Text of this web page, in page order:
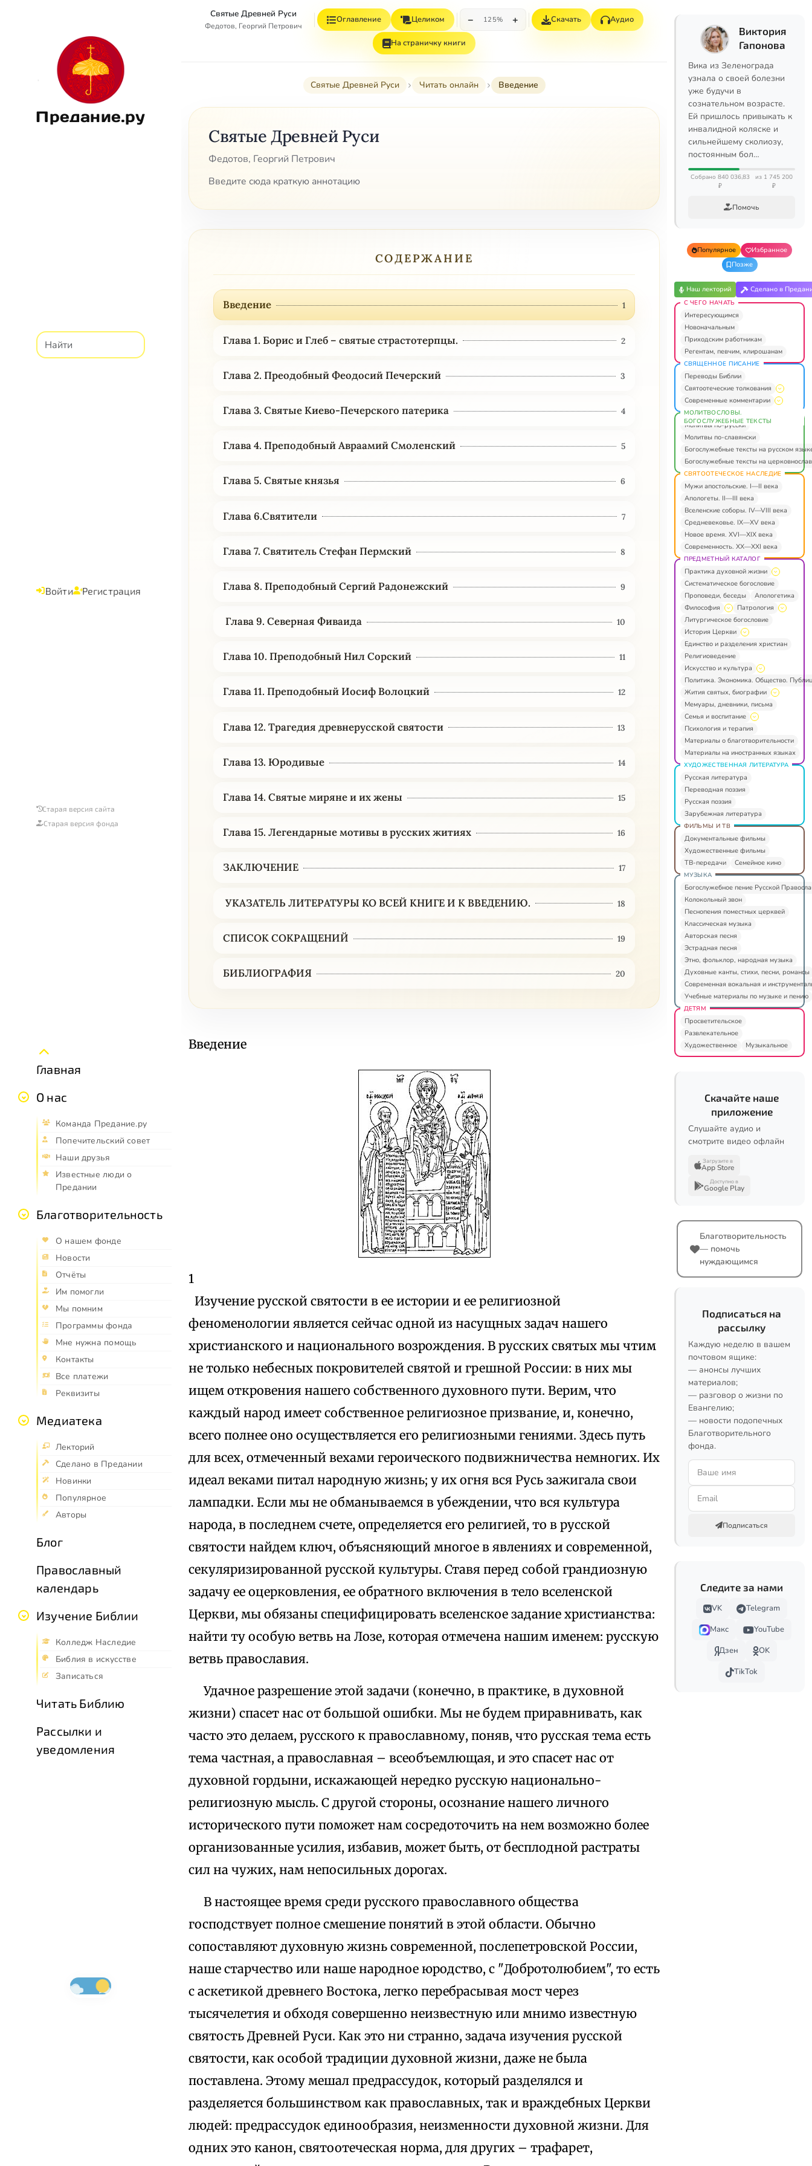
Предание.ру
Войти Регистрация
Старая версия сайта
Старая версия фонда
Главная
О нас
Команда Предание.ру
Попечительский совет
Наши друзья
Известные люди о
Предании
Благотворительность
О нашем фонде
Новости
Отчёты
Им помогли
Мы помним
Программы фонда
Мне нужна помощь
Контакты
Все платежи
Реквизиты
Медиатека
Лекторий
Сделано в Предании
Новинки
Популярное
Авторы
Блог
Православный
календарь
Изучение Библии
Колледж Наследие
Библия в искусстве
Записаться
Читать Библию
Рассылки и
уведомления
Святые Древней Руси
Федотов, Георгий Петрович
Оглавление Целиком − 125% + Скачать Аудио
На страничку книги
Святые Древней Руси Читать онлайн Введение
Святые Древней Руси
Федотов, Георгий Петрович
Введите сюда краткую аннотацию
СОДЕРЖАНИЕ
Введение 1
Глава 1. Борис и Глеб – святые страстотерпцы. 2
Глава 2. Преодобный Феодосий Печерский 3
Глава 3. Святые Киево-Печерского патерика 4
Глава 4. Преподобный Авраамий Смоленский 5
Глава 5. Святые князья 6
Глава 6.Святители 7
Глава 7. Святитель Стефан Пермский 8
Глава 8. Преподобный Сергий Радонежский 9
Глава 9. Северная Фиваида 10
Глава 10. Преподобный Нил Сорский 11
Глава 11. Преподобный Иосиф Волоцкий 12
Глава 12. Трагедия древнерусской святости 13
Глава 13. Юродивые 14
Глава 14. Святые миряне и их жены 15
Глава 15. Легендарные мотивы в русских житиях 16
ЗАКЛЮЧЕНИЕ 17
УКАЗАТЕЛЬ ЛИТЕРАТУРЫ КО ВСЕЙ КНИГЕ И К ВВЕДЕНИЮ. 18
СПИСОК СОКРАЩЕНИЙ 19
БИБЛИОГРАФИЯ 20
Введение
1
Изучение русской святости в ее истории и ее религиозной
феноменологии является сейчас одной из насущных задач нашего
христианского и национального возрождения. В русских святых мы чтим
не только небесных покровителей святой и грешной России: в них мы
ищем откровения нашего собственного духовного пути. Верим, что
каждый народ имеет собственное религиозное призвание, и, конечно,
всего полнее оно осуществляется его религиозными гениями. Здесь путь
для всех, отмеченный вехами героического подвижничества немногих. Их
идеал веками питал народную жизнь; у их огня вся Русь зажигала свои
лампадки. Если мы не обманываемся в убеждении, что вся культура
народа, в последнем счете, определяется его религией, то в русской
святости найдем ключ, объясняющий многое в явлениях и современной,
секуляризированной русской культуры. Ставя перед собой грандиозную
задачу ее оцерковления, ее обратного включения в тело вселенской
Церкви, мы обязаны специфицировать вселенское задание христианства:
найти ту особую ветвь на Лозе, которая отмечена нашим именем: русскую
ветвь православия.
Удачное разрешение этой задачи (конечно, в практике, в духовной
жизни) спасет нас от большой ошибки. Мы не будем приравнивать, как
часто это делаем, русского к православному, поняв, что русская тема есть
тема частная, а православная – всеобъемлющая, и это спасет нас от
духовной гордыни, искажающей нередко русскую национально-
религиозную мысль. С другой стороны, осознание нашего личного
исторического пути поможет нам сосредоточить на нем возможно более
организованные усилия, избавив, может быть, от бесплодной растраты
сил на чужих, нам непосильных дорогах.
В настоящее время среди русского православного общества
господствует полное смешение понятий в этой области. Обычно
сопоставляют духовную жизнь современной, послепетровской России,
наше старчество или наше народное юродство, с "Добротолюбием", то есть
с аскетикой древнего Востока, легко перебрасывая мост через
тысячелетия и обходя совершенно неизвестную или мнимо известную
святость Древней Руси. Как это ни странно, задача изучения русской
святости, как особой традиции духовной жизни, даже не была
поставлена. Этому мешал предрассудок, который разделялся и
разделяется большинством как православных, так и враждебных Церкви
людей: предрассудок единообразия, неизменности духовной жизни. Для
одних это канон, святоотеческая норма, для других – трафарет,
Виктория
Гапонова
Вика из Зеленограда
узнала о своей болезни
уже будучи в
сознательном возрасте.
Ей пришлось привыкать к
инвалидной коляске и
сильнейшему сколиозу,
постоянным бол…
Собрано 840 036,83
₽
из 1 745 200
₽
Помочь
Популярное
Избранное
Позже
Наш лекторий Сделано в
С ЧЕГО НАЧАТЬ
Интересующимся
Новоначальным
Приходским работникам
Регентам, певчим, клирошанам
СВЯЩЕННОЕ ПИСАНИЕ
Переводы Библии
Святоотеческие толкования
Современные комментарии
МОЛИТВОСЛОВЫ.
БОГОСЛУЖЕБНЫЕ ТЕКСТЫ
Молитвы по-русски
Молитвы по-славянски
Богослужебные тексты на русском
Богослужебные тексты на
СВЯТООТЕЧЕСКОЕ НАСЛЕДИЕ
Мужи апостольские. I—II века
Апологеты. II—III века
Вселенские соборы. IV—VIII века
Средневековье. IX—XV века
Новое время. XVI—XIX века
Современность. XX—XXI века
ПРЕДМЕТНЫЙ КАТАЛОГ
Практика духовной жизни
Систематическое богословие
Проповеди, беседы
Апологетика
Философия
Патрология
Литургическое богословие
История Церкви
Единство и разделения христиан
Религиоведение
Искусство и культура
Политика. Экономика. Общество.
Жития святых, биографии
Мемуары, дневники, письма
Семья и воспитание
Психология и терапия
Материалы о благотворительности
Материалы на иностранных языках
ХУДОЖЕСТВЕННАЯ ЛИТЕРАТУРА
Русская литература
Переводная поэзия
Русская поэзия
Зарубежная литература
ФИЛЬМЫ И ТВ
Документальные фильмы
Художественные фильмы
ТВ-передачи
Семейное кино
МУЗЫКА
Богослужебное пение Русской
Колокольный звон
Песнопения поместных церквей
Классическая музыка
Авторская песня
Эстрадная песня
Этно, фольклор, народная музыка
Духовные канты, стихи, песни, романсы
Современная вокальная и
Учебные материалы по музыке и пению
ДЕТЯМ
Просветительское
Развлекательное
Художественное
Музыкальное
Скачайте наше
приложение
Слушайте аудио и
смотрите видео офлайн
Загрузите в
App Store
Доступно в
Google Play
Благотворительность
— помочь
нуждающимся
Подписаться на
рассылку
Каждую неделю в вашем
почтовом ящике:
— анонсы лучших
материалов;
— разговор о жизни по
Евангелию;
— новости подопечных
Благотворительного
фонда.
Подписаться
Следите за нами
VK
Telegram
Макс
YouTube
Дзен
OK
TikTok